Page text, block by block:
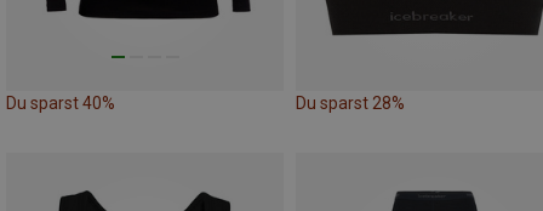
Du sparst 40% Du sparst 28%